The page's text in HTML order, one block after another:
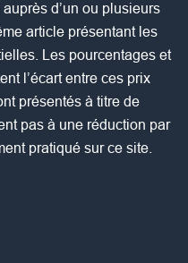
d’un ou plusieurs
article présentant les
Les pourcentages et
l’écart entre ces prix
présentés à titre de
pas à une réduction par
pratiqué sur ce site.